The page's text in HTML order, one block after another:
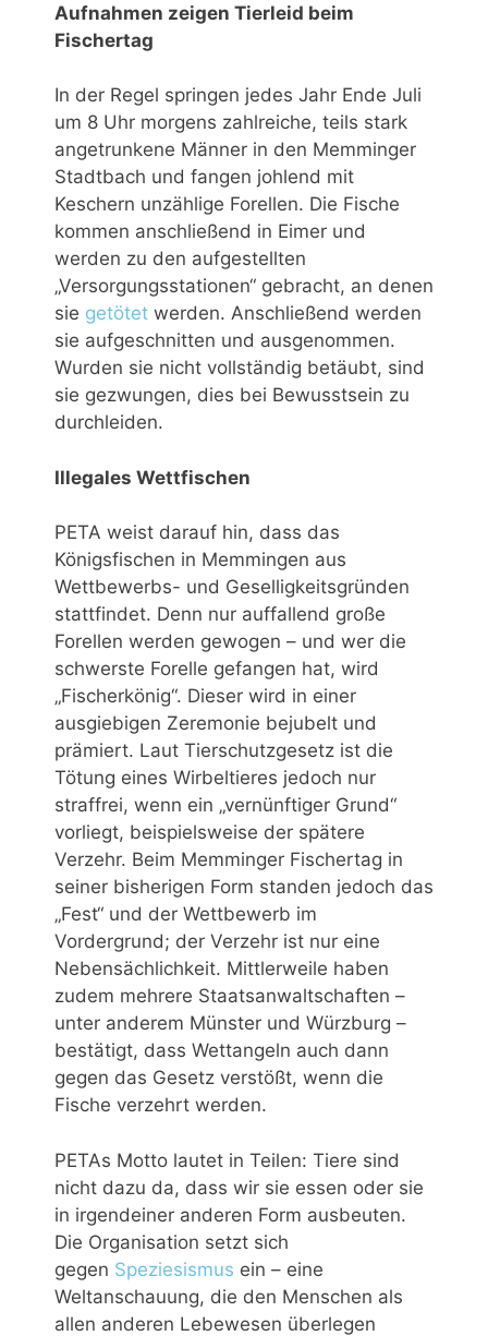
Aufnahmen zeigen Tierleid beim
Fischertag
In der Regel springen jedes Jahr Ende Juli
um 8 Uhr morgens zahlreiche, teils stark
angetrunkene Männer in den Memminger
Stadtbach und fangen johlend mit
Keschern unzählige Forellen. Die Fische
kommen anschließend in Eimer und
werden zu den aufgestellten
„Versorgungsstationen“ gebracht, an denen
sie getötet werden. Anschließend werden
sie aufgeschnitten und ausgenommen.
Wurden sie nicht vollständig betäubt, sind
sie gezwungen, dies bei Bewusstsein zu
durchleiden.
Illegales Wettfischen
PETA weist darauf hin, dass das
Königsfischen in Memmingen aus
Wettbewerbs- und Geselligkeitsgründen
stattfindet. Denn nur auffallend große
Forellen werden gewogen – und wer die
schwerste Forelle gefangen hat, wird
„Fischerkönig“. Dieser wird in einer
ausgiebigen Zeremonie bejubelt und
prämiert. Laut Tierschutzgesetz ist die
Tötung eines Wirbeltieres jedoch nur
straffrei, wenn ein „vernünftiger Grund“
vorliegt, beispielsweise der spätere
Verzehr. Beim Memminger Fischertag in
seiner bisherigen Form standen jedoch das
„Fest“ und der Wettbewerb im
Vordergrund; der Verzehr ist nur eine
Nebensächlichkeit. Mittlerweile haben
zudem mehrere Staatsanwaltschaften –
unter anderem Münster und Würzburg –
bestätigt, dass Wettangeln auch dann
gegen das Gesetz verstößt, wenn die
Fische verzehrt werden.
PETAs Motto lautet in Teilen: Tiere sind
nicht dazu da, dass wir sie essen oder sie
in irgendeiner anderen Form ausbeuten.
Die Organisation setzt sich
gegen Speziesismus ein – eine
Weltanschauung, die den Menschen als
allen anderen Lebewesen überlegen